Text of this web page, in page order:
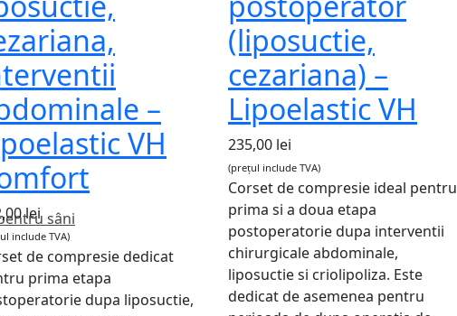
sâni
–
VH
lei
include TVA)
de compresie dedicat
prima etapa
dupa liposuctie,
(liposuctie,
cezariana) –
Lipoelastic VH
235,00 lei
(prețul include TVA)
Corset de compresie ideal pentru
prima si a doua etapa
postoperatorie dupa interventii
chirurgicale abdominale,
liposuctie si criolipoliza. Este
dedicat de asemenea pentru